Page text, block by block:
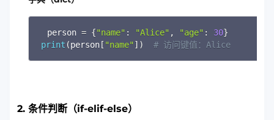
person = {"name" : "Alice" , "age" : 30}
print (person [ "name" ] ) # 访问键值：Alice
2. 条件判断（if-elif-else）